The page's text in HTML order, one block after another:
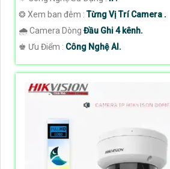
❂ Xem ban đêm :Từng Vị Trí Camera .
🌧️ Camera Dòng Đầu Ghi 4 kênh.
️♚ Ưu Điểm : Công Nghệ AI.